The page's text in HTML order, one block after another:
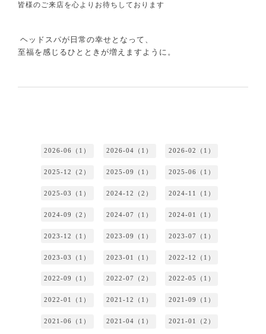
皆様のご来店を心よりお待ちしております
ヘッドスパが日常の幸せとなって、
至福を感じるひとときが増えますように。
2026-06（1） 2026-04（1） 2026-02（1）
2025-12（2） 2025-09（1） 2025-06（1）
2025-03（1） 2024-12（2） 2024-11（1）
2024-09（2） 2024-07（1） 2024-01（1）
2023-12（1） 2023-09（1） 2023-07（1）
2023-03（1） 2023-01（1） 2022-12（1）
2022-09（1） 2022-07（2） 2022-05（1）
2022-01（1） 2021-12（1） 2021-09（1）
2021-06（1） 2021-04（1） 2021-01（2）